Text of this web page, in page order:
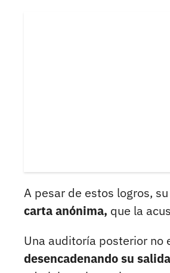
A pesar de estos logros,
carta anónima, que la
Una auditoría posterior no
desencadenando su